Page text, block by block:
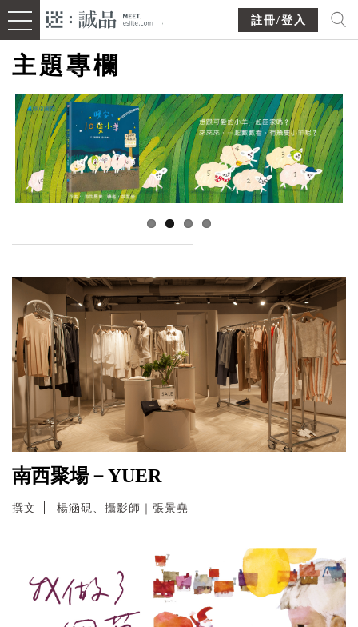
註冊/登入
主題專欄
南西聚場－YUER
撰文 楊涵硯、攝影師｜張景堯